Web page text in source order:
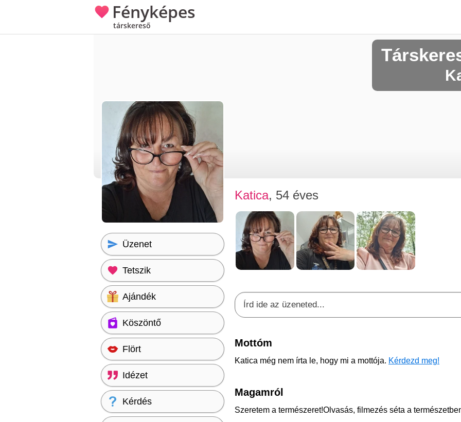
Fényképes
társkereső
Katica, 54 éves
Mottóm
Katica még nem írta le, hogy mi a mottója. Kérdezd meg!
Magamról
Szeretem a természeret!Olvasás, filmezés séta a
Üzenet
Tetszik
Ajándék
Köszöntő
Flört
Idézet
Kérdés